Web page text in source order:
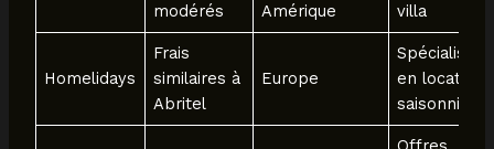
modérés
Amérique
villa
Homelidays
Frais
similaires à
Abritel
Europe
Spécialisé
en location
saisonnière